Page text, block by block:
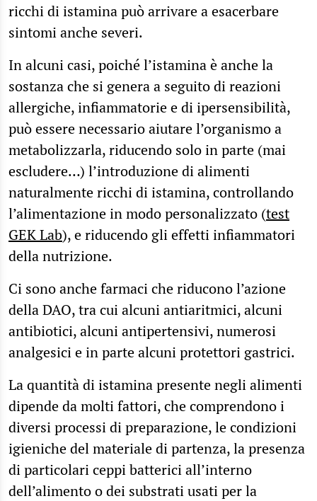
ricchi di istamina può arrivare a esacerbare
sintomi anche severi.
In alcuni casi, poiché l’istamina è anche la
sostanza che si genera a seguito di reazioni
allergiche, infiammatorie e di ipersensibilità,
può essere necessario aiutare l’organismo a
metabolizzarla, riducendo solo in parte (mai
escludere…) l’introduzione di alimenti
naturalmente ricchi di istamina, controllando
l’alimentazione in modo personalizzato (test
GEK Lab), e riducendo gli effetti infiammatori
della nutrizione.
Ci sono anche farmaci che riducono l’azione
della DAO, tra cui alcuni antiaritmici, alcuni
antibiotici, alcuni antipertensivi, numerosi
analgesici e in parte alcuni protettori gastrici.
La quantità di istamina presente negli alimenti
dipende da molti fattori, che comprendono i
diversi processi di preparazione, le condizioni
igieniche del materiale di partenza, la presenza
di particolari ceppi batterici all’interno
dell’alimento o dei substrati usati per la